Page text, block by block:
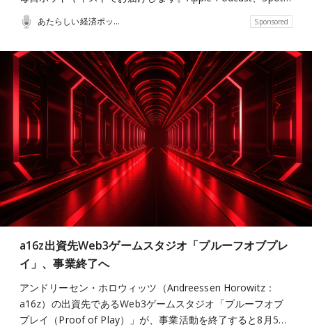
あたらしい経済ポッドキャスト Sponsored
a16z出資先Web3ゲームスタジオ「プルーフオブプレ
イ」、事業終了へ
アンドリーセン・ホロウィッツ（Andreessen Horowitz：
a16z）の出資先であるWeb3ゲームスタジオ「プルーフオブ
プレイ（Proof of Play）」が、事業活動を終了すると8月5…